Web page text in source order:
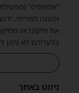
ניווט באתר
"אמפסיס"
ומענה לפנייתי.
את תיקונו או
בלעדיהם לא ניתן